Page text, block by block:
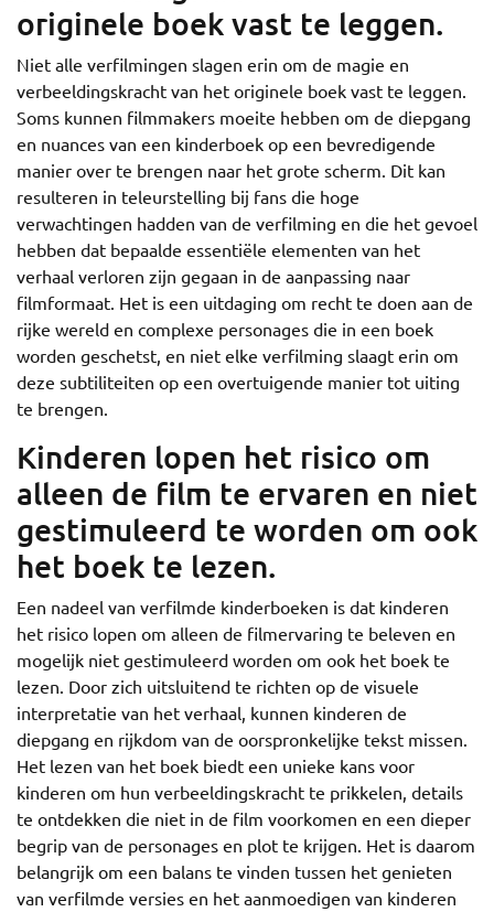
originele boek vast te leggen.
Niet alle verfilmingen slagen erin om de magie en
verbeeldingskracht van het originele boek vast te leggen.
Soms kunnen filmmakers moeite hebben om de diepgang
en nuances van een kinderboek op een bevredigende
manier over te brengen naar het grote scherm. Dit kan
resulteren in teleurstelling bij fans die hoge
verwachtingen hadden van de verfilming en die het gevoel
hebben dat bepaalde essentiële elementen van het
verhaal verloren zijn gegaan in de aanpassing naar
filmformaat. Het is een uitdaging om recht te doen aan de
rijke wereld en complexe personages die in een boek
worden geschetst, en niet elke verfilming slaagt erin om
deze subtiliteiten op een overtuigende manier tot uiting
te brengen.
Kinderen lopen het risico om
alleen de film te ervaren en niet
gestimuleerd te worden om ook
het boek te lezen.
Een nadeel van verfilmde kinderboeken is dat kinderen
het risico lopen om alleen de filmervaring te beleven en
mogelijk niet gestimuleerd worden om ook het boek te
lezen. Door zich uitsluitend te richten op de visuele
interpretatie van het verhaal, kunnen kinderen de
diepgang en rijkdom van de oorspronkelijke tekst missen.
Het lezen van het boek biedt een unieke kans voor
kinderen om hun verbeeldingskracht te prikkelen, details
te ontdekken die niet in de film voorkomen en een dieper
begrip van de personages en plot te krijgen. Het is daarom
belangrijk om een balans te vinden tussen het genieten
van verfilmde versies en het aanmoedigen van kinderen